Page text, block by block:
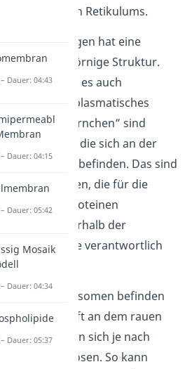
Retikulums.
hingegen hat eine
also körnige Struktur.
nennst du es auch
endoplasmatisches
Die „Körnchen” sind
die sich an der
des ER befinden. Das sind
Zellorganellen, die für die
von Proteinen
) innerhalb der
verantwortlich
Die Ribosomen befinden
nicht dauerhaft an dem rauen
sondern können sich je nach
auch ablösen. So kann
Dauer: 04:43
Dauer: 04:15
Dauer: 05:42
Mosaik
Dauer: 04:34
Dauer: 05:37